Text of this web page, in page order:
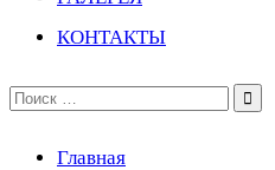
КОНТАКТЫ
Поиск
Главная